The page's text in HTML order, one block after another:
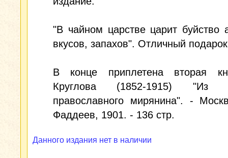
"В чайном царстве царит буйство
вкусов, запахов". Отличный
В конце приплетена вторая
Круглова (1852-1915) "Из
православного мирянина". -
Фаддеев, 1901. - 136 стр.
Данного издания нет в наличии